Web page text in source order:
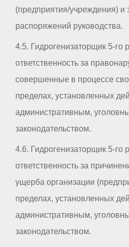
(предприятия/учреждения) и
распоряжений руководства.
4.5. Гидрогенизаторщик 5-го
ответственность за
совершенные в процессе
пределах, установленных
административным,
законодательством.
4.6. Гидрогенизаторщик 5-го
ответственность за
ущерба организации
пределах, установленных
административным,
законодательством.